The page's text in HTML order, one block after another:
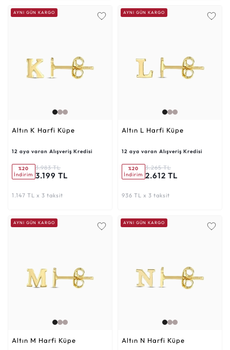
AYNI GÜN KARGO
Altın K Harfi Küpe
12 aya varan Alışveriş Kredisi
%20
İndirim
3.983 TL
3.199 TL
1.147 TL x 3 taksit
AYNI GÜN KARGO
Altın L Harfi Küpe
12 aya varan Alışveriş Kredisi
%20
İndirim
3.265 TL
2.612 TL
936 TL x 3 taksit
AYNI GÜN KARGO
Altın M Harfi Küpe
AYNI GÜN KARGO
Altın N Harfi Küpe